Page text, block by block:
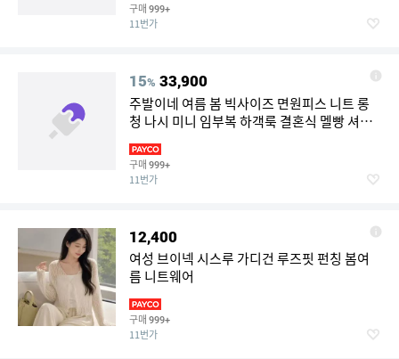
구매 999+
11번가
15% 33,900
주발이네 여름 봄 빅사이즈 면원피스 니트 롱
청 나시 미니 임부복 하객룩 결혼식 멜빵 셔츠
하객룩 반팔
구매 999+
11번가
12,400
여성 브이넥 시스루 가디건 루즈핏 펀칭 봄여
름 니트웨어
구매 999+
11번가